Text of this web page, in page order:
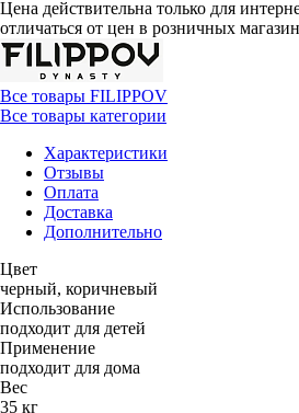
Цена действительна только для
отличаться от цен в розничных
Все товары FILIPPOV
Все товары категории
Характеристики
Отзывы
Оплата
Доставка
Дополнительно
Цвет
черный, коричневый
Использование
подходит для детей
Применение
подходит для дома
Вес
35 кг